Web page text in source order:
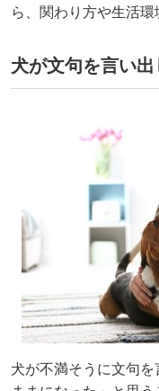
ら、関わり方や生活環
犬が文句を言い
犬が不満そうに文句